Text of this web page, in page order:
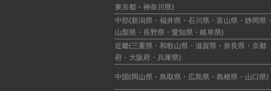
東京都・神奈川県)
中部(新潟県・福井県・石川県・富山県・静岡県・
山梨県・長野県・愛知県・岐阜県)
近畿(三重県・和歌山県・滋賀県・奈良県・京都
府・大阪府・兵庫県)
中国(岡山県・鳥取県・広島県・島根県・山口県)